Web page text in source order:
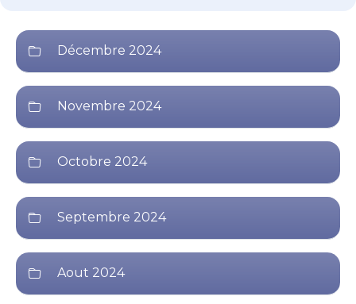
Décembre 2024
Novembre 2024
Octobre 2024
Septembre 2024
Aout 2024